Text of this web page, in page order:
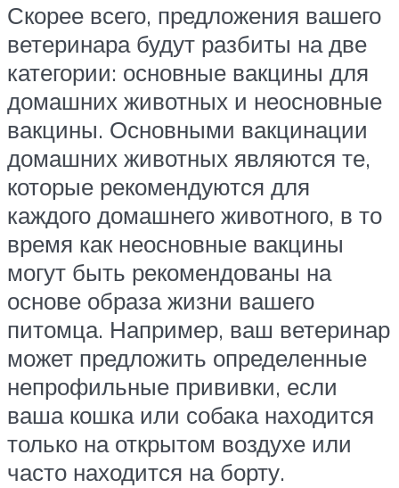
Скорее всего, предложения вашего
ветеринара будут разбиты на две
категории: основные вакцины для
домашних животных и неосновные
вакцины. Основными вакцинации
домашних животных являются те,
которые рекомендуются для
каждого домашнего животного, в то
время как неосновные вакцины
могут быть рекомендованы на
основе образа жизни вашего
питомца. Например, ваш ветеринар
может предложить определенные
непрофильные прививки, если
ваша кошка или собака находится
только на открытом воздухе или
часто находится на борту.